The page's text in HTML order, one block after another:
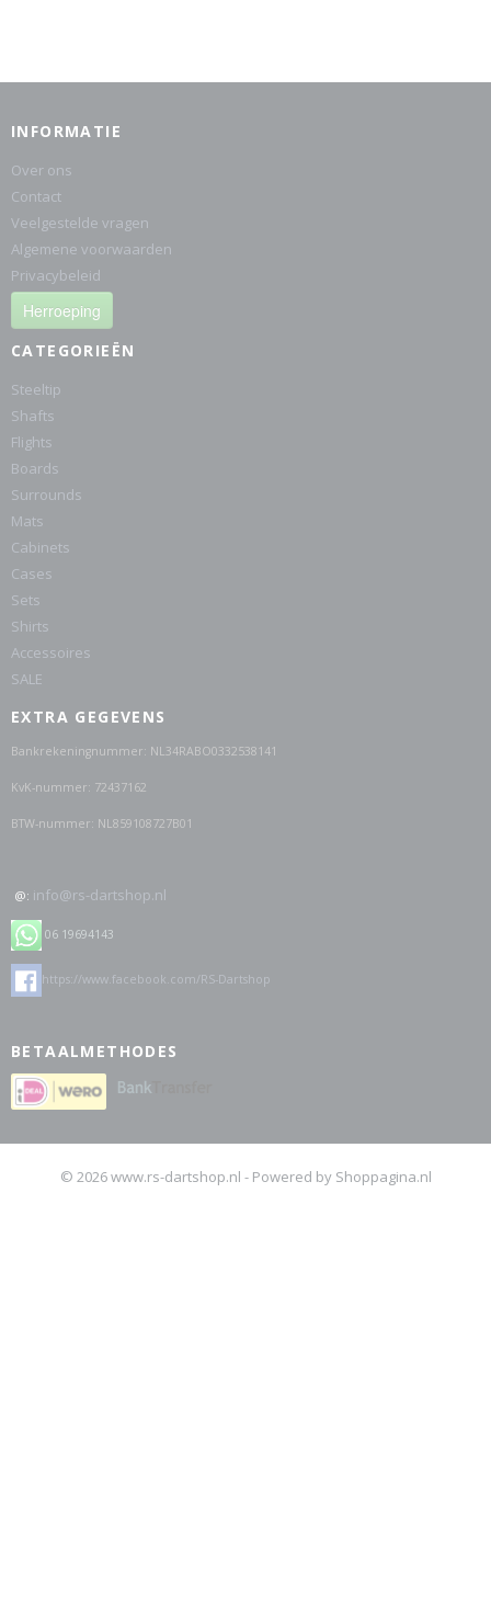
INFORMATIE
Over ons
Contact
Veelgestelde vragen
Algemene voorwaarden
Privacybeleid
Herroeping
CATEGORIEËN
Steeltip
Shafts
Flights
Boards
Surrounds
Mats
Cabinets
Cases
Sets
Shirts
Accessoires
SALE
EXTRA GEGEVENS
Bankrekeningnummer: NL34RABO0332538141
KvK-nummer: 72437162
BTW-nummer: NL859108727B01
@: info@rs-dartshop.nl
06 19694143
https://www.facebook.com/RS-Dartshop
BETAALMETHODES
© 2026 www.rs-dartshop.nl - Powered by Shoppagina.nl